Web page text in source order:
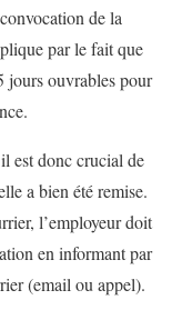
de la
par le fait que
jours ouvrables pour
est donc crucial de
a bien été remise.
l’employeur doit
en informant par
(email ou appel).